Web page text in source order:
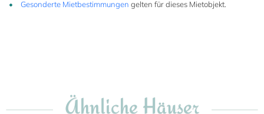
Gesonderte Mietbestimmungen gelten für dieses Mietobjekt.
Ähnliche Häuser